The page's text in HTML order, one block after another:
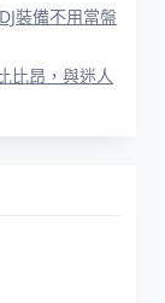
裝備不用當盤
比昂，與迷人